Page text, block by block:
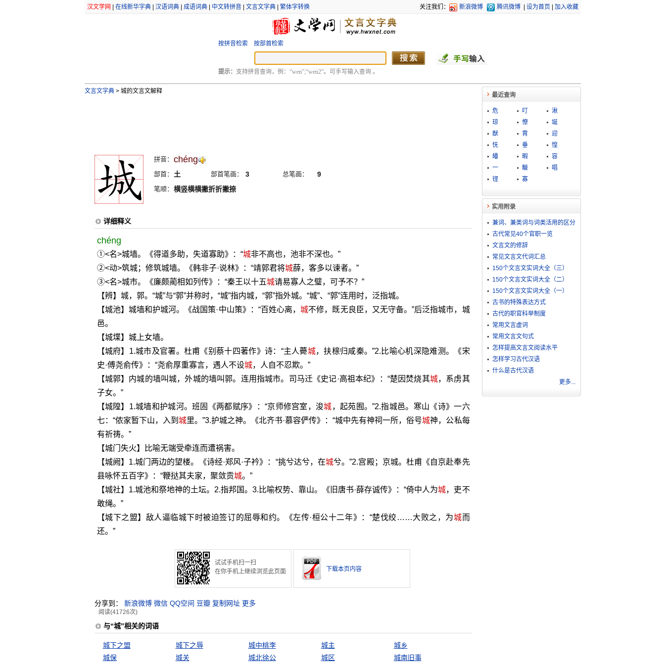
汉文学网 在线新华字典| 汉语词典| 成语词典| 中文转拼音| 文言文字典| 繁体字转换 关注我们： 新浪微博 腾讯微博 设为首页 加入收藏
按拼音检索 按部首检索
提示： 支持拼音查询，例：“wen”;“wen2”。可手写输入查询 。
文言文字典 >城的文言文解释
拼音： chéng
部首： 土 部首笔画： 3 总笔画： 9
笔顺： 横竖横横撇折折撇捺
详细释义
chéng
①<名>城墙。《得道多助，失道寡助》：“城非不高也，池非不深也。”
②<动>筑城；修筑城墙。《韩非子·说林》：“靖郭君将城薛，客多以谏者。”
③<名>城市。《廉颇蔺相如列传》：“秦王以十五城请易寡人之璧，可予不？”
【辨】城，郭。“城”与“郭”并称时，“城”指内城，“郭”指外城。“城”、“郭”连用时，泛指城。
【城池】城墙和护城河。《战国策·中山策》：“百姓心离，城不修，既无良臣，又无守备。”后泛指城市，城
邑。
【城堞】城上女墙。
【城府】1.城市及官署。杜甫《别蔡十四著作》诗：“主人薨城，扶榇归咸秦。”2.比喻心机深隐难测。《宋
史·傅尧俞传》：“尧俞厚重寡言，遇人不设城，人自不忍欺。”
【城郭】内城的墙叫城，外城的墙叫郭。连用指城市。司马迁《史记·高祖本纪》：“楚因焚烧其城，系虏其
子女。”
【城隍】1.城墙和护城河。班固《两都赋序》：“京师修宫室，浚城，起苑囿。”2.指城邑。寒山《诗》一六
七：“侬家暂下山，入到 城里。”3.护城之神。《北齐书·慕容俨传》：“城中先有神祠一所，俗号城神，公私每
有祈祷。”
【城门失火】比喻无端受牵连而遭祸害。
【城阙】1.城门两边的望楼。《诗经·郑风·子衿》：“挑兮达兮，在城兮。”2.宫殿；京城。杜甫《自京赴奉先
县咏怀五百字》：“鞭挞其夫家，聚敛贡城。”
【城社】1.城池和祭地神的土坛。2.指邦国。3.比喻权势、靠山。《旧唐书·薛存诚传》：“倚中人为城，吏不
敢绳。”
【城下之盟】敌人逼临城下时被迫签订的屈辱和约。《左传·桓公十二年》：“楚伐绞……大败之，为城而
还。”
试试手机扫一扫
在你手机上继续浏览此页面
下载本页内容
分享到： 新浪微博 微信 QQ空间 豆瓣 复制网址 更多
阅读(41726次)
与“城”相关的词语
城下之盟 城下之辱 城中桃李 城主
城乡
城保
城关 城北徐公 城区 城南旧事
最近查询
危 叮
湫
琼
憭
埏
猷
胄
迎
怃
垂
惶
皤
暇
容
一
黻
唱
铿
寡
实用附录
兼词、兼类词与词类活用的区分
古代常见40个官职一览
文言文的修辞
常见文言文代词汇总
150个文言文实词大全（三）
150个文言文实词大全（二）
150个文言文实词大全（一）
古书的特殊表达方式
古代的职官科举制度
常用文言虚词
常用文言文句式
怎样提高文言文阅读水平
怎样学习古代汉语
什么是古代汉语
更多...